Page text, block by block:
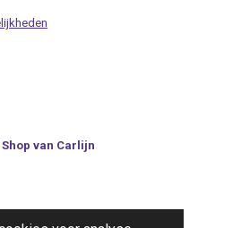
van Carlijn